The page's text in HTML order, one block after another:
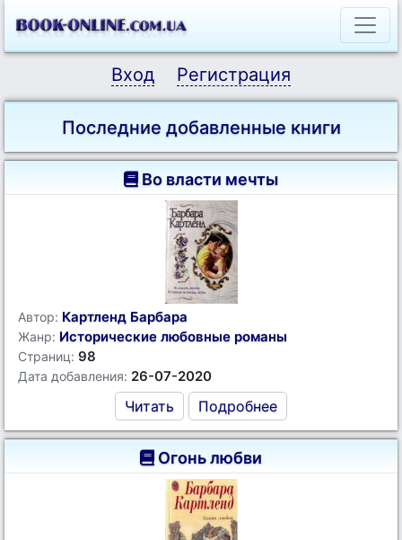
Вход Регистрация
Последние добавленные книги
Во власти мечты
Автор: Картленд Барбара
Жанр: Исторические любовные романы
Страниц: 98
Дата добавления: 26-07-2020
Читать Подробнее
Огонь любви